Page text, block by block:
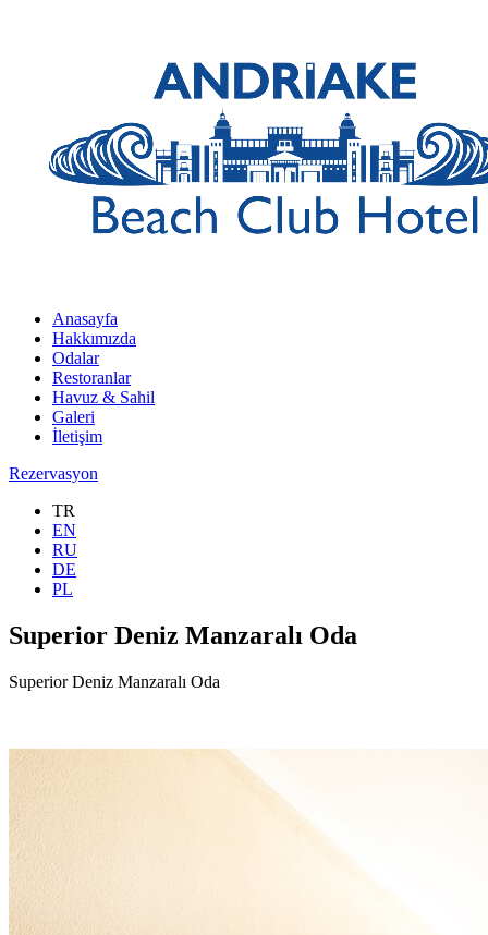
Anasayfa
Hakkımızda
Odalar
Restoranlar
Havuz & Sahil
Galeri
İletişim
Rezervasyon
TR
EN
RU
DE
PL
Superior Deniz Manzaralı Oda
Superior Deniz Manzaralı Oda